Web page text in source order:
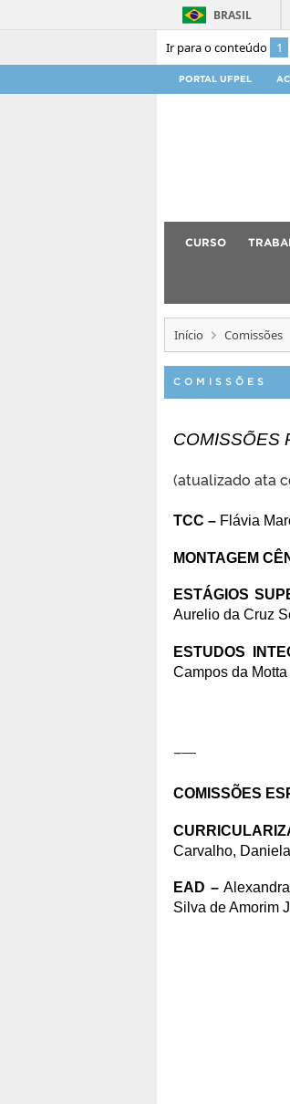
Ir para o conteúdo 1
BRASIL
PORTAL UFPEL
CURSO
Início Comissões
COMISSÕES
COMISSÕES
(atualizado ata
TCC – Flávia
MONTAGEM
ESTÁGIOS
Aurelio da Cruz
ESTUDOS
Campos da
–—
COMISSÕES
Carvalho,
EAD –
Silva de Amorim